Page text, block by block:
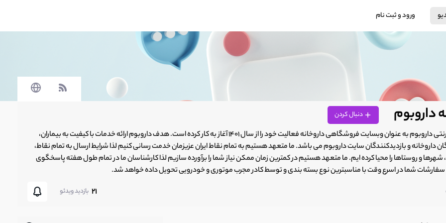
ورود و ثبت نام
داروبوم دنبال کردن
داروخانه اینترنتی داروبوم به عنوان وبسایت فروشگاهی داروخانه فعالیت خود را از سال 1401 آغاز به کار کرده است. هدف داروبوم ارائه خدمات با کیفیت به بیماران،
داروخانه و بازدیدکنندگان سایت داروبوم می باشد. ما متعهد هستیم به تمام نقاط ایران عزیزمان خدمت رسانی کنیم لذا شرایط ارسال به تمام نقاط،
و روستاها را محیا کرده ایم. ما متعهد هستیم در کمترین زمان ممکن نیاز شما را برآورده سازیم لذا کارشناسان ما در تمام طول هفته پاسخگوی
شما در اسرع وقت با مناسبترین نوع بسته بندی و توسط کادر مجرب موتوری و خودرویی تحویل داده خواهد شد.
21 بازدید ویدئو